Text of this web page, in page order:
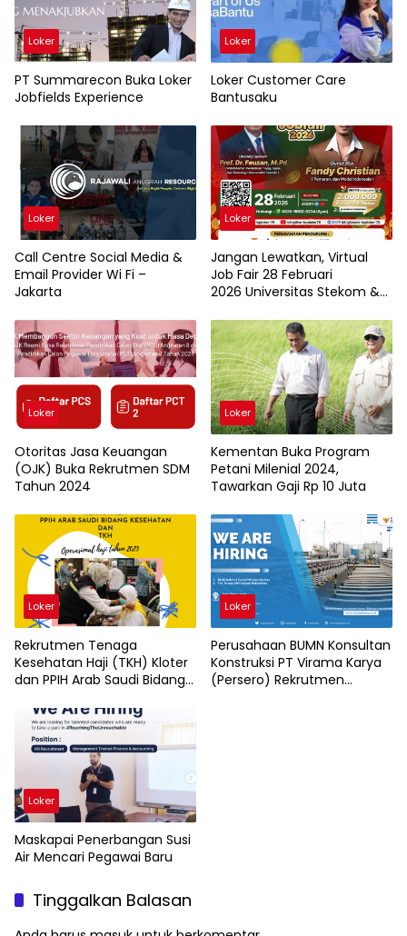
Loker
PT Summarecon Buka Loker
Jobfields Experience
Loker
Loker Customer Care
Bantusaku
Loker
Call Centre Social Media &
Email Provider Wi Fi –
Jakarta
Loker
Jangan Lewatkan, Virtual
Job Fair 28 Februari
2026 Universitas Stekom &
Loker
Otoritas Jasa Keuangan
(OJK) Buka Rekrutmen SDM
Tahun 2024
Loker
Kementan Buka Program
Petani Milenial 2024,
Tawarkan Gaji Rp 10 Juta
Loker
Rekrutmen Tenaga
Kesehatan Haji (TKH) Kloter
dan PPIH Arab Saudi Bidang
Loker
Perusahaan BUMN Konsultan
Konstruksi PT Virama Karya
(Persero) Rekrutmen
Loker
Maskapai Penerbangan Susi
Air Mencari Pegawai Baru
Tinggalkan Balasan